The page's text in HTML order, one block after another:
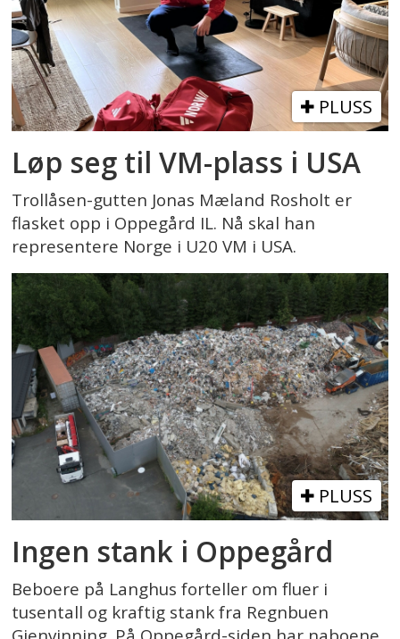
PLUSS
Løp seg til VM-plass i USA
Trollåsen-gutten Jonas Mæland Rosholt er
flasket opp i Oppegård IL. Nå skal han
representere Norge i U20 VM i USA.
PLUSS
Ingen stank i Oppegård
Beboere på Langhus forteller om fluer i
tusentall og kraftig stank fra Regnbuen